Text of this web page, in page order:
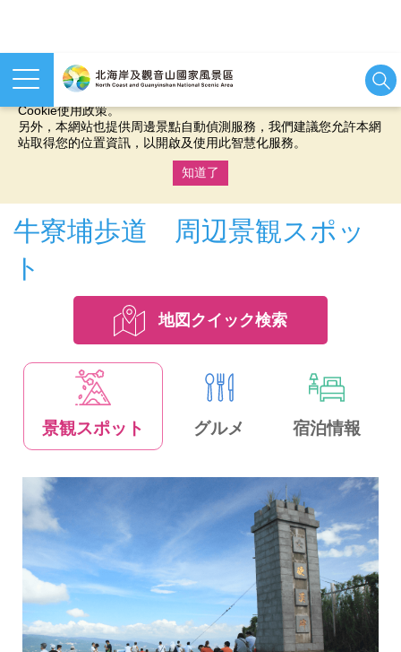
本網站使用cookies等相關技術以持續優化網站服務，並有助於為
您提供更佳的體驗，當您繼續使用本網站即表示您同意我們的
Cookie使用政策。
另外，本網站也提供周邊景點自動偵測服務，我們建議您允許本網
站取得您的位置資訊，以開啟及使用此智慧化服務。
知道了
牛寮埔歩道 周辺景観スポッ
ト
地図クイック検索
景観スポット グルメ 宿泊情報